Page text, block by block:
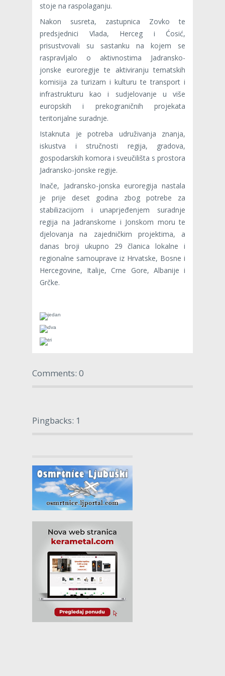
stoje na raspolaganju.
Nakon susreta, zastupnica Zovko te
predsjednici Vlada, Herceg i Ćosić,
prisustvovali su sastanku na kojem se
raspravljalo o aktivnostima Jadransko-
jonske euroregije te aktiviranju tematskih
komisija za turizam i kulturu te transport i
infrastrukturu kao i sudjelovanje u više
europskih i prekograničnih projekata
teritorijalne suradnje.
Istaknuta je potreba udruživanja znanja,
iskustva i stručnosti regija, gradova,
gospodarskih komora i sveučilišta s prostora
Jadransko-jonske regije.
Inače, Jadransko-jonska euroregija nastala
je prije deset godina zbog potrebe za
stabilizacijom i unaprjeđenjem suradnje
regija na Jadranskome i Jonskom moru te
djelovanja na zajedničkim projektima, a
danas broji ukupno 29 članica lokalne i
regionalne samouprave iz Hrvatske, Bosne i
Hercegovine, Italije, Crne Gore, Albanije i
Grčke.
Comments: 0
Pingbacks: 1